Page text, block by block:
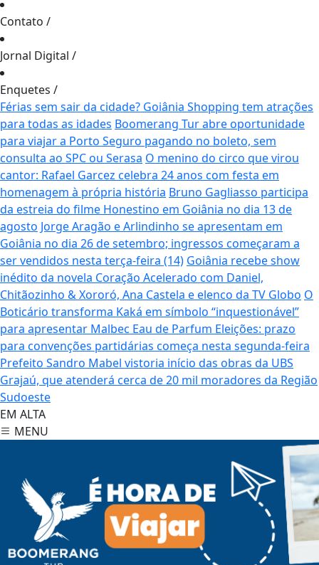
Contato /
Jornal Digital /
Enquetes /
Férias sem sair da cidade? Goiânia Shopping tem atrações
para todas as idades Boomerang Tur abre oportunidade
para viajar a Porto Seguro pagando no boleto, sem
consulta ao SPC ou Serasa O menino do circo que virou
cantor: Rafael Garcez celebra 24 anos com festa em
homenagem à própria história Bruno Gagliasso participa
da estreia do filme Honestino em Goiânia no dia 13 de
agosto Jorge Aragão e Arlindinho se apresentam em
Goiânia no dia 26 de setembro; ingressos começaram a
ser vendidos nesta terça-feira (14) Goiânia recebe show
inédito da novela Coração Acelerado com Daniel,
Chitãozinho & Xororó, Ana Castela e elenco da TV Globo O
Boticário transforma Kaká em símbolo “inquestionável”
para apresentar Malbec Eau de Parfum Eleições: prazo
para convenções partidárias começa nesta segunda-feira
Prefeito Sandro Mabel vistoria início das obras da UBS
Grajaú, que atenderá cerca de 20 mil moradores da Região
Sudoeste
EM ALTA
MENU